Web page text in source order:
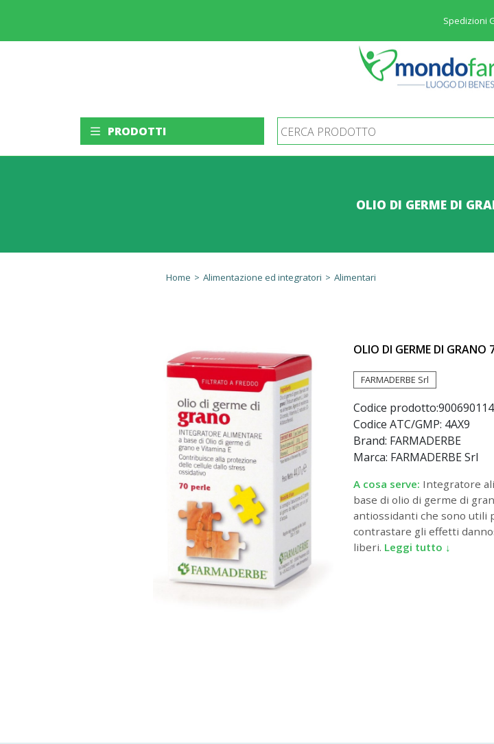
Spedizioni
PRODOTTI
OLIO DI GERME DI
Home > Alimentazione ed integratori > Alimentari
OLIO DI GERME DI GRANO
FARMADERBE Srl
Codice prodotto:900690114
Codice ATC/GMP: 4AX9
Brand: FARMADERBE
Marca: FARMADERBE Srl
A cosa serve: Integratore
base di olio di germe di
antiossidanti che sono utili
contrastare gli effetti
liberi. Leggi tutto ↓